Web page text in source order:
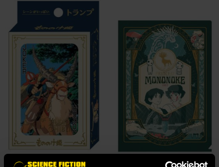
Princess Mononoke Art Déco Clear Folder A4